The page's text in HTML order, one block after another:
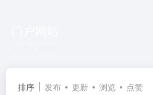
排序 发布 更新 浏览 点赞